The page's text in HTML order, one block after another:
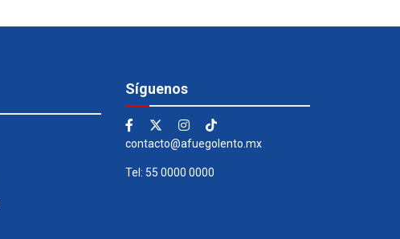
Síguenos
contacto@afuegolento.mx
Tel: 55 0000 0000